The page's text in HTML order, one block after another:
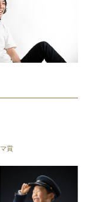
賞